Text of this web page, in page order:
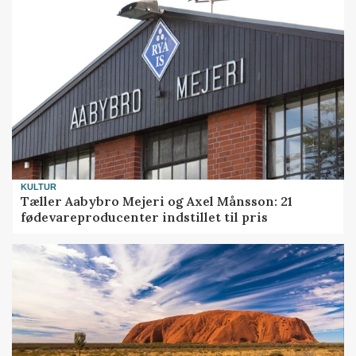
KULTUR
Tæller Aabybro Mejeri og Axel Månsson: 21
fødevareproducenter indstillet til pris